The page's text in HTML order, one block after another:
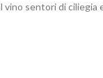
sentori di